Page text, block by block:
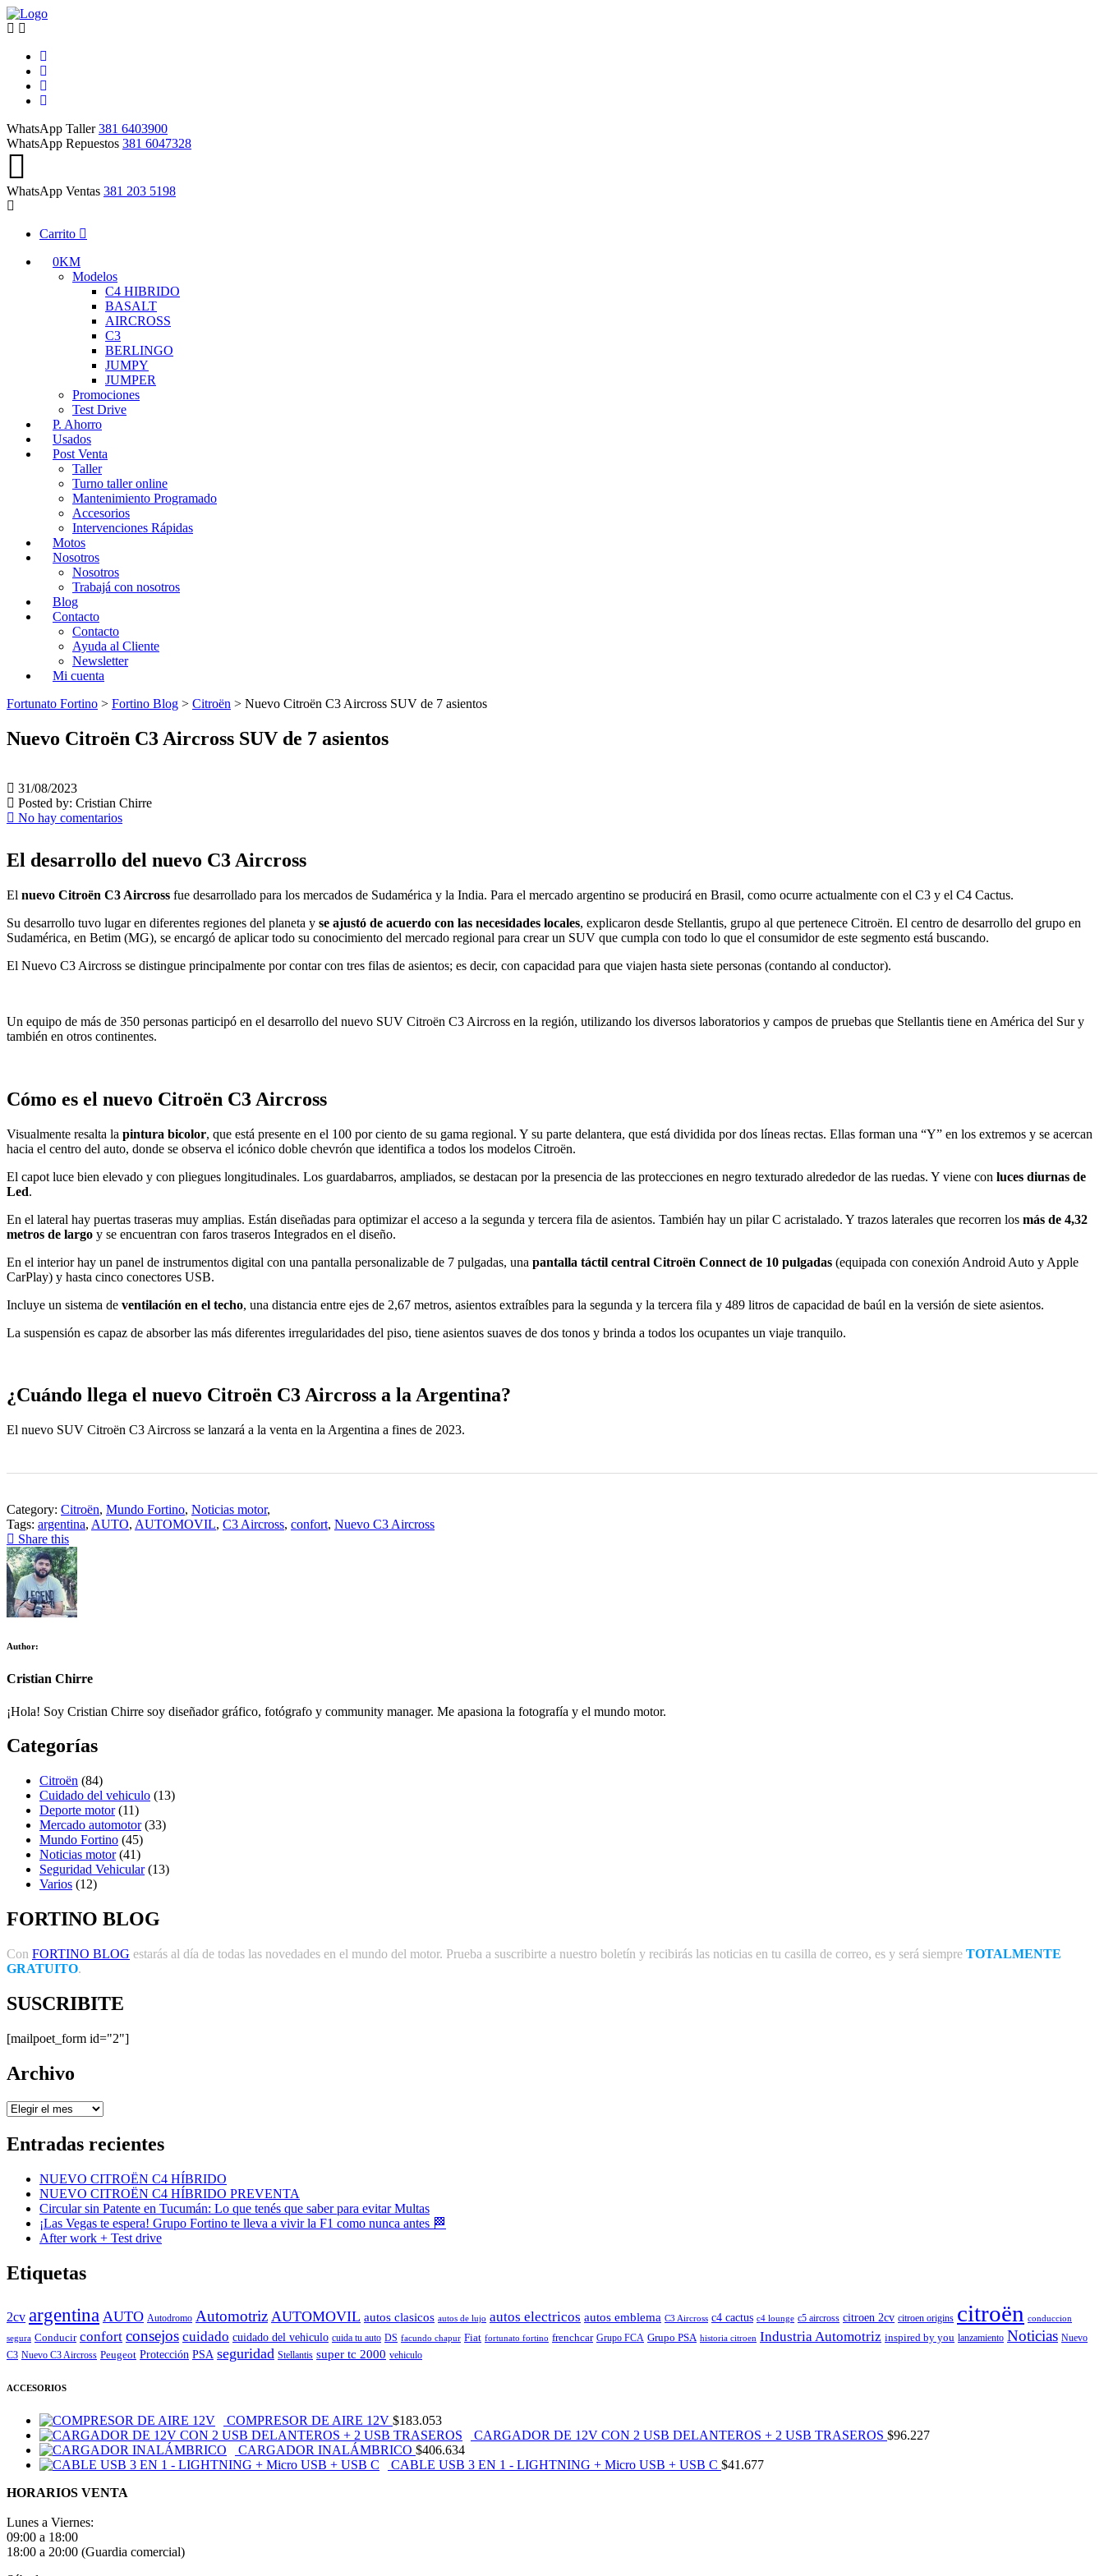
WhatsApp Taller381 6403900
WhatsApp Repuestos 381 6047328
WhatsApp Ventas 381 203 5198
Carrito
0KM
Modelos
C4 HIBRIDO
BASALT
AIRCROSS
C3
BERLINGO
JUMPY
JUMPER
Promociones
Test Drive
P. Ahorro
Usados
Post Venta
Taller
Turno taller online
Mantenimiento Programado
Accesorios
Intervenciones Rápidas
Motos
Nosotros
Nosotros
Trabajá con nosotros
Blog
Contacto
Contacto
Ayuda al Cliente
Newsletter
Mi cuenta
Fortunato Fortino > Fortino Blog > Citroën > Nuevo Citroën C3 Aircross SUV de 7 asientos
Nuevo Citroën C3 Aircross SUV de 7 asientos
31/08/2023
Posted by: Cristian Chirre
No hay comentarios
El desarrollo del nuevo C3 Aircross
El nuevo Citroën C3 Aircross fue desarrollado para los mercados de Sudamérica y la India. Para el mercado argentino se producirá en Brasil, como ocurre actualmente con el C3 y el C4 Cactus.
Su desarrollo tuvo lugar en diferentes regiones del planeta y se ajustó de acuerdo con las necesidades locales, explicaron desde Stellantis, grupo al que pertenece Citroën. El centro de desarrollo del grupo en
Sudamérica, en Betim (MG), se encargó de aplicar todo su conocimiento del mercado regional para crear un SUV que cumpla con todo lo que el consumidor de este segmento está buscando.
El Nuevo C3 Aircross se distingue principalmente por contar con tres filas de asientos; es decir, con capacidad para que viajen hasta siete personas (contando al conductor).
Un equipo de más de 350 personas participó en el desarrollo del nuevo SUV Citroën C3 Aircross en la región, utilizando los diversos laboratorios y campos de pruebas que Stellantis tiene en América del Sur y
también en otros continentes.
Cómo es el nuevo Citroën C3 Aircross
Visualmente resalta la pintura bicolor, que está presente en el 100 por ciento de su gama regional. Y su parte delantera, que está dividida por dos líneas rectas. Ellas forman una “Y” en los extremos y se acercan
hacia el centro del auto, donde se observa el icónico doble chevrón que identifica a todos los modelos Citroën.
El capot luce bien elevado y con pliegues longitudinales. Los guardabarros, ampliados, se destacan por la presencia de las protecciones en negro texturado alrededor de las ruedas. Y viene con luces diurnas de
Led.
En el lateral hay puertas traseras muy amplias. Están diseñadas para optimizar el acceso a la segunda y tercera fila de asientos. También hay un pilar C acristalado. Y trazos laterales que recorren los más de 4,32
metros de largo y se encuentran con faros traseros Integrados en el diseño.
En el interior hay un panel de instrumentos digital con una pantalla personalizable de 7 pulgadas, una pantalla táctil central Citroën Connect de 10 pulgadas (equipada con conexión Android Auto y Apple
CarPlay) y hasta cinco conectores USB.
Incluye un sistema de ventilación en el techo, una distancia entre ejes de 2,67 metros, asientos extraíbles para la segunda y la tercera fila y 489 litros de capacidad de baúl en la versión de siete asientos.
La suspensión es capaz de absorber las más diferentes irregularidades del piso, tiene asientos suaves de dos tonos y brinda a todos los ocupantes un viaje tranquilo.
¿Cuándo llega el nuevo Citroën C3 Aircross a la Argentina?
El nuevo SUV Citroën C3 Aircross se lanzará a la venta en la Argentina a fines de 2023.
Category: Citroën, Mundo Fortino, Noticias motor,
Tags: argentina, AUTO, AUTOMOVIL, C3 Aircross, confort, Nuevo C3 Aircross
Share this
Author:
Cristian Chirre
¡Hola! Soy Cristian Chirre soy diseñador gráfico, fotógrafo y community manager. Me apasiona la fotografía y el mundo motor.
Categorías
Citroën (84)
Cuidado del vehiculo (13)
Deporte motor(11)
Mercado automotor(33)
Mundo Fortino (45)
Noticias motor(41)
Seguridad Vehicular(13)
Varios (12)
FORTINO BLOG
Con FORTINO BLOG estarás al día de todas las novedades en el mundo del motor. Prueba a suscribirte a nuestro boletín y recibirás las noticias en tu casilla de correo, es y será siempre TOTALMENTE
GRATUITO.
SUSCRIBITE
[mailpoet_form id="2"]
Archivo
Archivo
Entradas recientes
NUEVO CITROËN C4 HÍBRIDO
NUEVO CITROËN C4 HÍBRIDO PREVENTA
Circular sin Patente en Tucumán: Lo que tenés que saber para evitar Multas
¡Las Vegas te espera! Grupo Fortino te lleva a vivir la F1 como nunca antes 🏁
After work + Test drive
Etiquetas
2cv argentina AUTO Autodromo Automotriz AUTOMOVIL autos clasicos autos de lujo autos electricos autos emblema C3 Aircross c4 cactus c4 lounge c5 aircross citroen 2cv citroen origins citroën conduccion
segura Conducir confort consejos cuidado cuidado del vehiculo cuida tu auto DS facundo chapur Fiat fortunato fortino frenchcar Grupo FCA Grupo PSA historia citroen Industria Automotriz inspired by you lanzamiento Noticias Nuevo
C3 Nuevo C3 Aircross Peugeot Protección PSA seguridad Stellantis super tc 2000 vehiculo
ACCESORIOS
COMPRESOR DE AIRE 12V $183.053
CARGADOR DE 12V CON 2 USB DELANTEROS + 2 USB TRASEROS $96.227
CARGADOR INALÁMBRICO $406.634
CABLE USB 3 EN 1 - LIGHTNING + Micro USB + USB C $41.677
HORARIOS VENTA
Lunes a Viernes:
09:00 a 18:00
18:00 a 20:00 (Guardia comercial)